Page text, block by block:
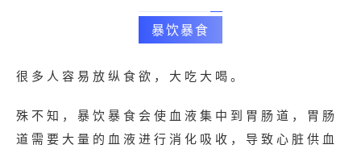
暴饮暴食
很多人容易放纵食欲，大吃大喝。
殊不知，暴饮暴食会使血液集中到胃肠道，胃肠
道需要大量的血液进行消化吸收，导致心脏供血